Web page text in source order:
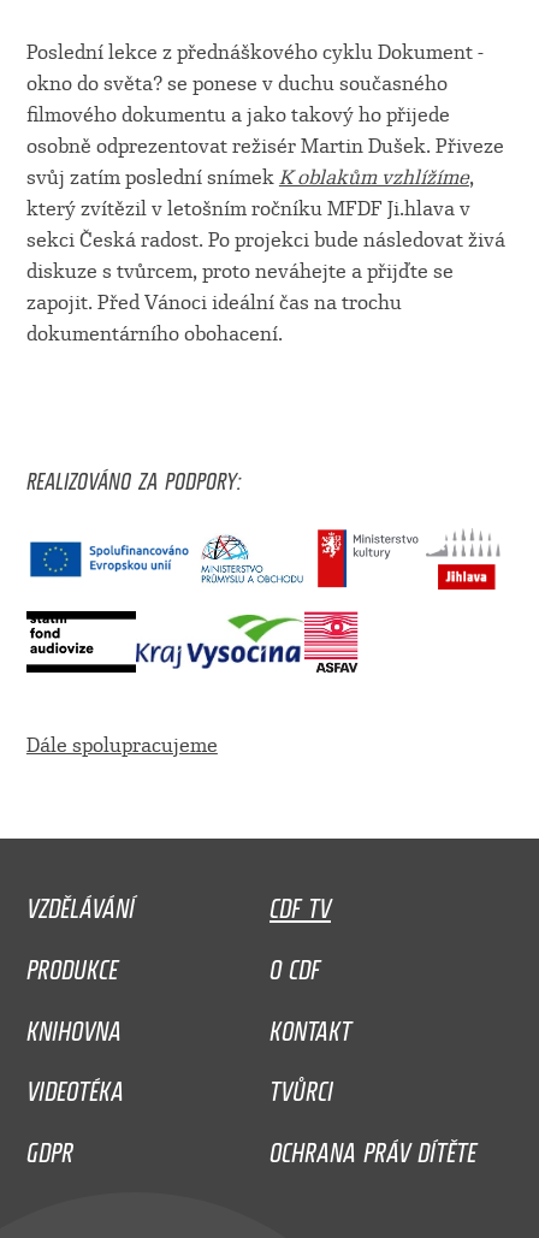
Poslední lekce z přednáškového cyklu Dokument -
okno do světa? se ponese v duchu současného
filmového dokumentu a jako takový ho přijede
osobně odprezentovat režisér Martin Dušek. Přiveze
svůj zatím poslední snímek K oblakům vzhlížíme,
který zvítězil v letošním ročníku MFDF Ji.hlava v
sekci Česká radost. Po projekci bude následovat živá
diskuze s tvůrcem, proto neváhejte a přijďte se
zapojit. Před Vánoci ideální čas na trochu
dokumentárního obohacení.
REALIZOVÁNO ZA PODPORY:
Dále spolupracujeme
VZDĚLÁVÁNÍ
CDF TV
PRODUKCE
O CDF
KNIHOVNA
KONTAKT
VIDEOTÉKA
TVŮRCI
GDPR
OCHRANA PRÁV DÍTĚTE